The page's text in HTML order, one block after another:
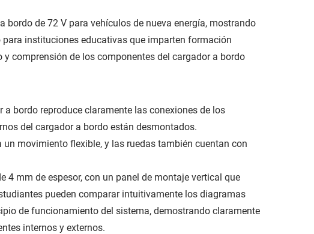
de 72 V para vehículos de nueva energía, mostrando
instituciones educativas que imparten formación
comprensión de los componentes del cargador a bordo
bordo reproduce claramente las conexiones de los
del cargador a bordo están desmontados.
movimiento flexible, y las ruedas también cuentan con
4 mm de espesor, con un panel de montaje vertical que
pueden comparar intuitivamente los diagramas
de funcionamiento del sistema, demostrando claramente
internos y externos.